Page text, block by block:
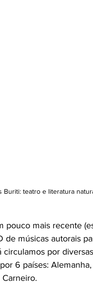
Buriti: teatro e literatura
pouco mais recente
de músicas autorais
por
6 países: